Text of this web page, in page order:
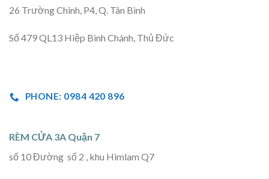
26 Trường Chinh, P4, Q. Tân Bình
Số 479 QL13 Hiệp Bình Chánh, Thủ Đức
PHONE: 0984 420 896
RÈM CỬA 3A Quận 7
số 10 Đường số 2 , khu Himlam Q7